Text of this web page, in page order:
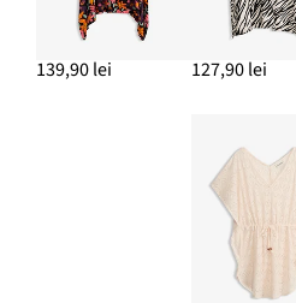
139,90 lei 127,90 lei